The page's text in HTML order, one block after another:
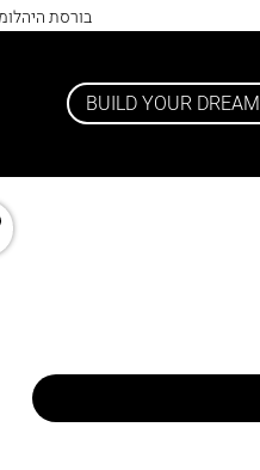
בורסת היהלומים |
BUILD YOUR DREAM